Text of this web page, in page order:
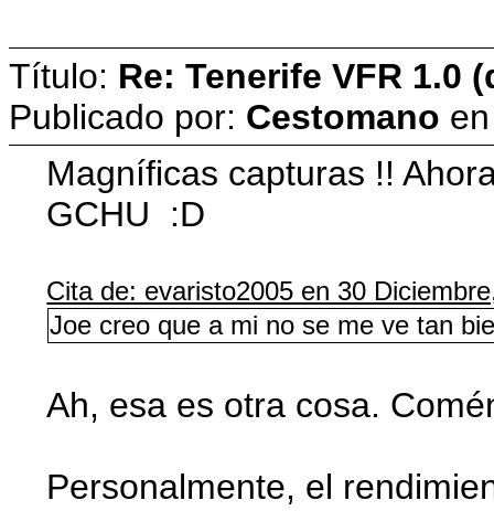
Título: Re: Tenerife VFR 1.0
Publicado por: Cestomano
Magníficas capturas !!
GCHU :D
Cita de: evaristo2005 en 30
Joe creo que a mi no se me ve tan
Ah, esa es otra cosa.
Personalmente, el